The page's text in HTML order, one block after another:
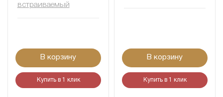
встраиваемый
В корзину
Купить в 1 клик
В корзину
Купить в 1 клик